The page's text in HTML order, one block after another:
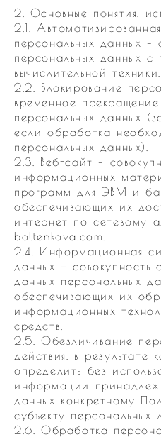
2. Основные понятия,
2.1.
персональных данных –
персональных данных с
вычислительной техники.
2.2. Блокирование
временное
персональных данных
если обработка
персональных данных).
2.3. Веб-сайт –
информационных
программ для ЭВМ и
обеспечивающих их
интернет по сетевому
boltenkova.com.
2.4. Информационная
данных — совокупность
данных персональных
обеспечивающих их
информационных
средств.
2.5. Обезличивание
действия, в результате
определить без
информации
данных конкретному
субъекту персональных
2.6. Обработка